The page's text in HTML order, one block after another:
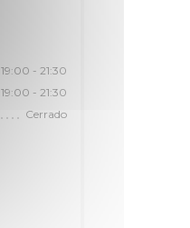
19:00 - 21:30
19:00 - 21:30
Cerrado